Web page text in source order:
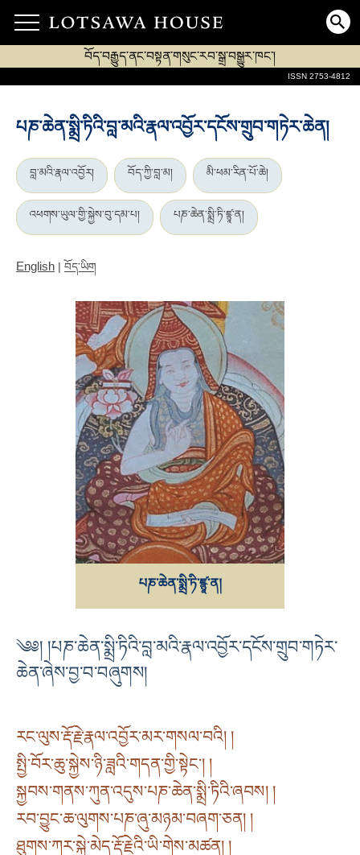
བོད་བརྒྱུད་ནང་བསྟན་གསུང་རབ་སྒྲ་བསྒྱུར་ཁང་།
ISSN 2753-4812
པཎ་ཆེན་སྨྲི་ཏིའི་བླ་མའི་རྣལ་འབྱོར་དངོས་གྲུབ་གཏེར་ཆེན།
བླ་མའི་རྣལ་འབྱོར། བོད་ཀྱི་བླ་མ། མི་ཕམ་རིན་པོ་ཆེ།
འཕགས་ཡུལ་གྱི་སྐྱེས་བུ་དམ་པ། པཎ་ཆེན་སྨྲི་ཏི་ཛྙཱ་ན།
English | བོད་ཡིག
པཎ་ཆེན་སྨྲི་ཏི་ཛྙཱ་ན།
༄༅། །པཎ་ཆེན་སྨྲི་ཏིའི་བླ་མའི་རྣལ་འབྱོར་དངོས་གྲུབ་གཏེར་
ཆེན་ཞེས་བྱ་བ་བཞུགས།
རང་ལུས་རྡོ་རྗེ་རྣལ་འབྱོར་མར་གསལ་བའི། །
སྤྱི་བོར་ཆུ་སྐྱེས་ཉི་ཟླའི་གདན་གྱི་སྟེང་། །
སྐྱབས་གནས་ཀུན་འདུས་པཎ་ཆེན་སྨྲི་ཏིའི་ཞབས། །
རབ་བྱུང་ཆ་ལུགས་པཎ་ཞུ་མཉམ་བཞག་ཅན། །
ཐུགས་ཀར་སྐྱེ་མེད་རྡོ་རྗེའི་ཡི་གེས་མཚན། །